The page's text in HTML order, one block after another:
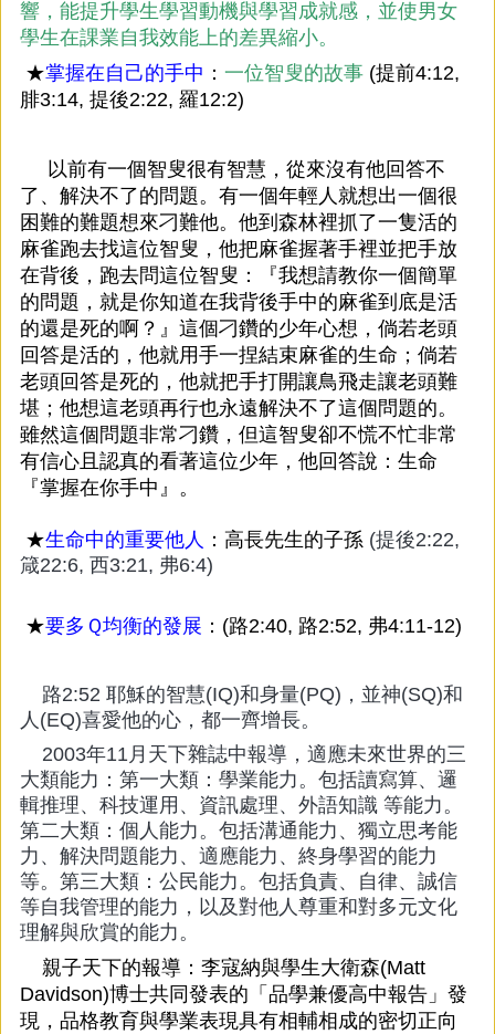
響，能提升學生學習動機與學習成就感，並使男女
學生在課業自我效能上的差異縮小。
★掌握在自己的手中 ： 一位智叟的故事 (提前4:12,
腓3:14, 提後2:22, 羅12:2)
以前有一個智叟很有智慧，從來沒有他回答不
了、解決不了的問題。有一個年輕人就想出一個很
困難的難題想來刁難他。他到森林裡抓了一隻活的
麻雀跑去找這位智叟，他把麻雀握著手裡並把手放
在背後，跑去問這位智叟：『我想請教你一個簡單
的問題，就是你知道在我背後手中的麻雀到底是活
的還是死的啊？』這個刁鑽的少年心想，倘若老頭
回答是活的，他就用手一捏結束麻雀的生命；倘若
老頭回答是死的，他就把手打開讓鳥飛走讓老頭難
堪；他想這老頭再行也永遠解決不了這個問題的。
雖然這個問題非常刁鑽，但這智叟卻不慌不忙非常
有信心且認真的看著這位少年，他回答說：生命
『掌握在你手中』。
★生命中的重要他人 ：高長先生的子孫 (提後2:22,
箴22:6, 西3:21, 弗6:4)
★要多Ｑ均衡的發展 ：(路2:40, 路2:52, 弗4:11-12)
路2:52 耶穌的智慧(IQ)和身量(PQ)，並神(SQ)和
人(EQ)喜愛他的心，都一齊增長。
2003年11月天下雜誌中報導，適應未來世界的三
大類能力：第一大類：學業能力。包括讀寫算、邏
輯推理、科技運用、資訊處理、外語知識 等能力。
第二大類：個人能力。包括溝通能力、獨立思考能
力、解決問題能力、適應能力、終身學習的能力
等。第三大類：公民能力。包括負責、自律、誠信
等自我管理的能力，以及對他人尊重和對多元文化
理解與欣賞的能力。
親子天下的報導：李寇納與學生大衛森(Matt
Davidson)博士共同發表的「品學兼優高中報告」發
現，品格教育與學業表現具有相輔相成的密切正向